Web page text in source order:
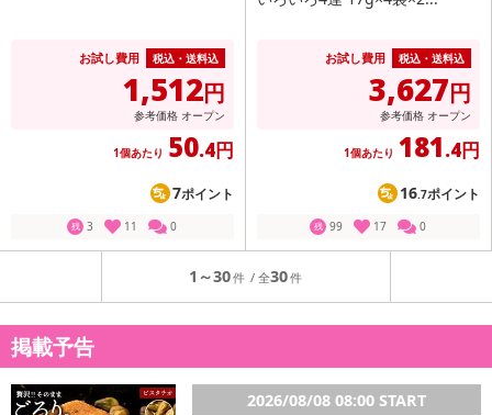
お試し費用 税込・送料込
1,512円
参考価格 オープン
1個あたり 50.4円
7ポイント
残 3 11 0
お試し費用 税込・送料込
3,627円
参考価格 オープン
1個あたり 181.4円
16.7ポイント
残 99 17 0
1～30 30
掲載予告
2026/08/08 08:00 START